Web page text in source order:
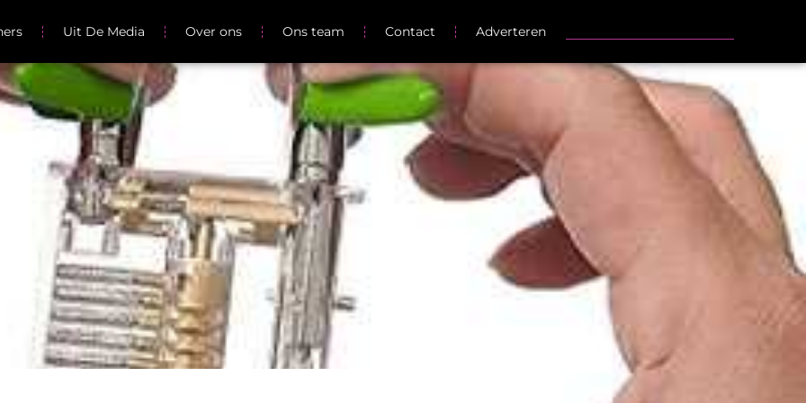
Uit De Media Over ons Ons team Contact Adverteren